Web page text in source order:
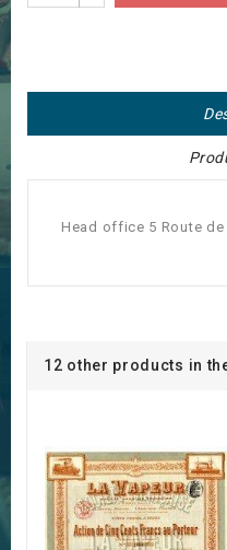
Head office 5 Route de
12 other products in